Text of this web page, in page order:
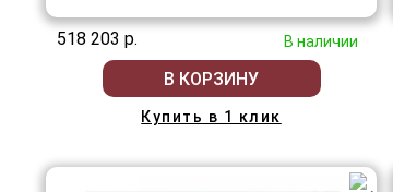
518 203 р. В наличии
В КОРЗИНУ
Купить в 1 клик